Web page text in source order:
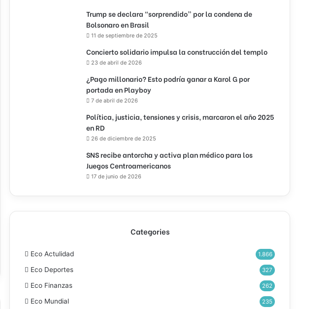
Trump se declara “sorprendido” por la condena de
Bolsonaro en Brasil
11 de septiembre de 2025
Concierto solidario impulsa la construcción del templo
23 de abril de 2026
¿Pago millonario? Esto podría ganar a Karol G por
portada en Playboy
7 de abril de 2026
Política, justicia, tensiones y crisis, marcaron el año 2025
en RD
26 de diciembre de 2025
SNS recibe antorcha y activa plan médico para los
Juegos Centroamericanos
17 de junio de 2026
Categories
Eco Actulidad 1.866
Eco Deportes 327
Eco Finanzas 262
Eco Mundial 235